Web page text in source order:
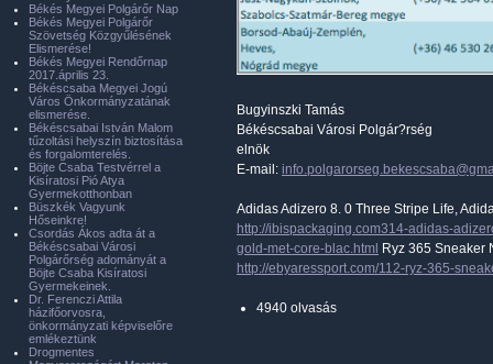
Bugyinszki Tamás
Békéscsabai Városi Polgár?rség
elnök
E-mail:
Adidas Adizero 8. 0 Three Stripe Life,
http://ibispackaging.com314-adidas-
gold-met-core-blac.html Ryz 365 Sneaker
http://ebyaressport.com/112-ryz-365-
4940 olvasás
Békés Megyei Polgárőr Nap
Békés Megyei Polgárőr
Szövetség Közgyűlésének
Elismerése!
Békés Megyei Rendőrnap
2017.április 23.
Békéscsaba Megyei Jogú
Város Önkormányzatának
elismerése.
Békéscsabai István Malom
tűzoltási helyszín biztosítása
és forgalomterelés.
Böjte Csaba Testvérrel a
Kisíratosi Pió Atya
Gyermekotthonban
Büszkék Vagyunk
Hőseinkre!
Csordás Ákos adta át a
Békéscsabai Városi
Polgárőrség adományát a
Böjte Csaba Kisíratosi
Gyermekeinek.
Dr. Ferenczi Attila
házifőorvosra,
önkormányzati képviselőre
emlékeztünk
Drogmentes